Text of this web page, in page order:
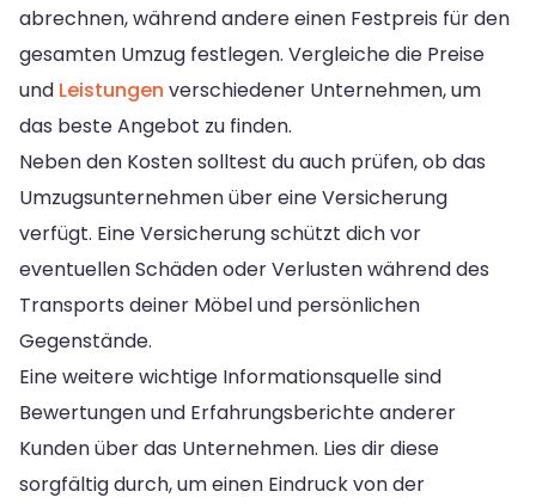
abrechnen, während andere einen Festpreis für den
gesamten Umzug festlegen. Vergleiche die Preise
und Leistungen verschiedener Unternehmen, um
das beste Angebot zu finden.
Neben den Kosten solltest du auch prüfen, ob das
Umzugsunternehmen über eine Versicherung
verfügt. Eine Versicherung schützt dich vor
eventuellen Schäden oder Verlusten während des
Transports deiner Möbel und persönlichen
Gegenstände.
Eine weitere wichtige Informationsquelle sind
Bewertungen und Erfahrungsberichte anderer
Kunden über das Unternehmen. Lies dir diese
sorgfältig durch, um einen Eindruck von der